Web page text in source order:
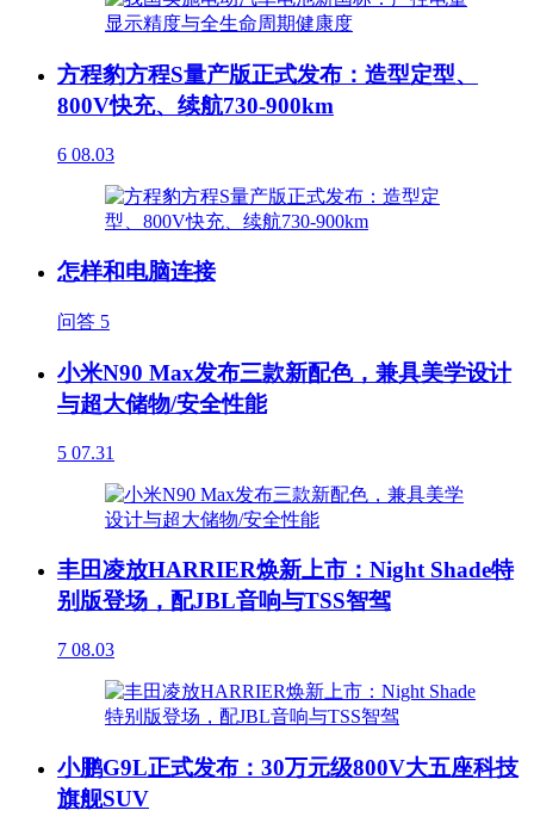
方程豹方程S量产版正式发布：造型定型、
800V快充、续航730-900km
6 08.03
怎样和电脑连接
问答 5
小米N90 Max发布三款新配色，兼具美学设计
与超大储物/安全性能
5 07.31
丰田凌放HARRIER焕新上市：Night Shade特
别版登场，配JBL音响与TSS智驾
7 08.03
小鹏G9L正式发布：30万元级800V大五座科技
旗舰SUV